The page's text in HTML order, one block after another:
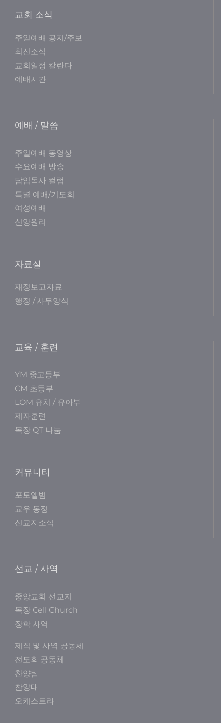
교회 소식
주일예배 공지/주보
최신소식
교회일정 칼란다
예배시간
예배 / 말씀
주일예배 동영상
수요예배 방송
담임목사 컬럼
특별 예배/기도회
여성예배
신앙원리
자료실
재정보고자료
행정 / 사무양식
교육 / 훈련
YM 중고등부
CM 초등부
LOM 유치 / 유아부
제자훈련
목장 QT 나눔
커뮤니티
포토앨범
교우 동정
선교지소식
선교 / 사역
중앙교회 선교지
목장 Cell Church
장학 사역
제직 및 사역 공동체
전도회 공동체
찬양팀
찬양대
오케스트라